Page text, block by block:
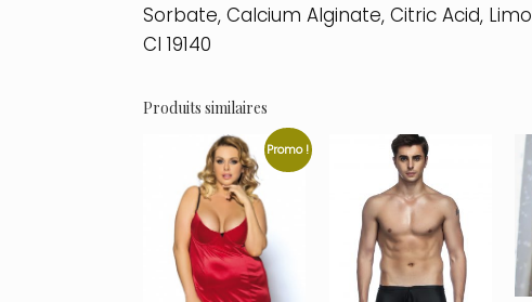
Sorbate, Calcium Alginate, Citric Acid,
CI 19140
Produits similaires
Promo !